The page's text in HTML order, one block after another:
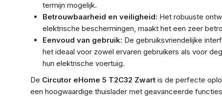
termijn mogelijk.
Betrouwbaarheid en veiligheid: Het robuuste
elektrische beschermingen, maakt het een zeer
Eenvoud van gebruik: De gebruiksvriendelijke
het ideaal voor zowel ervaren gebruikers als voor
hun elektrische voertuig.
De Circutor eHome 5 T2C32 Zwart is de perfecte
een hoogwaardige thuislader met geavanceerde